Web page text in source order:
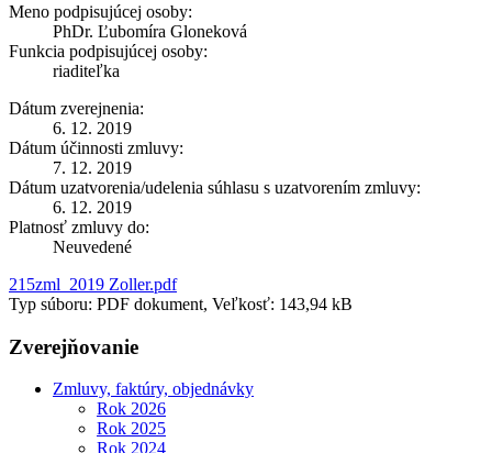
Meno podpisujúcej osoby:
PhDr. Ľubomíra Gloneková
Funkcia podpisujúcej osoby:
riaditeľka
Dátum zverejnenia:
6. 12. 2019
Dátum účinnosti zmluvy:
7. 12. 2019
Dátum uzatvorenia/udelenia súhlasu s uzatvorením zmluvy:
6. 12. 2019
Platnosť zmluvy do:
Neuvedené
215zml_2019 Zoller.pdf
Typ súboru: PDF dokument, Veľkosť: 143,94 kB
Zverejňovanie
Zmluvy, faktúry, objednávky
Rok 2026
Rok 2025
Rok 2024